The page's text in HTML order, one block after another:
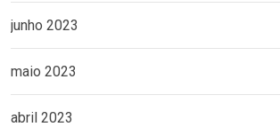
junho 2023
maio 2023
abril 2023